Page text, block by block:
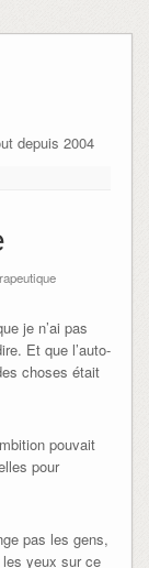
depuis 2004
je n’ai pas
Et que l’auto-
choses était
pouvait
pour
pas les gens,
yeux sur ce